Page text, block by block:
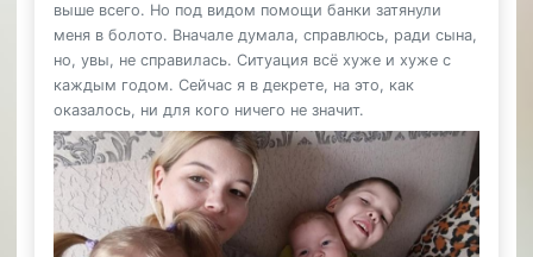
выше всего. Но под видом помощи банки затянули
меня в болото. Вначале думала, справлюсь, ради сына,
но, увы, не справилась. Ситуация всё хуже и хуже с
каждым годом. Сейчас я в декрете, на это, как
оказалось, ни для кого ничего не значит.